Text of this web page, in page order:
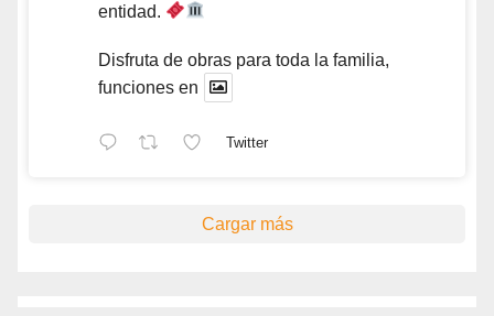
entidad.
Disfruta de obras para toda la familia,
funciones en
Twitter
Cargar más